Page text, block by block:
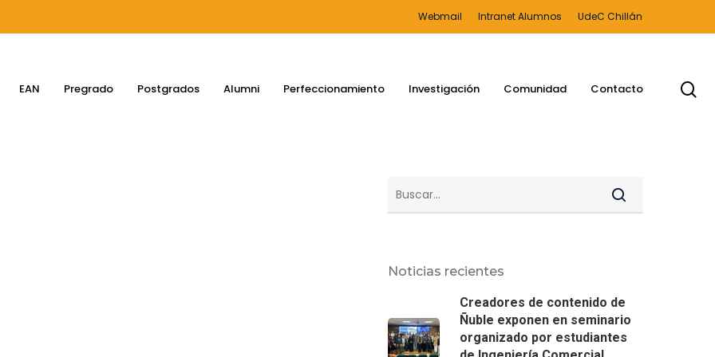
Webmail Intranet Alumnos UdeC Chillán
EAN Pregrado Postgrados Alumni Perfeccionamiento Investigación Comunidad Contacto
Noticias recientes
Creadores de contenido de
Ñuble exponen en seminario
organizado por estudiantes